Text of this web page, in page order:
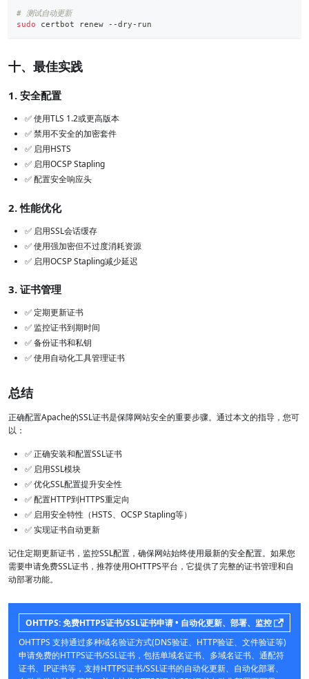
# 测试自动更新
sudo certbot renew --dry-run
十、最佳实践
1. 安全配置
✅ 使用TLS 1.2或更高版本
✅ 禁用不安全的加密套件
✅ 启用HSTS
✅ 启用OCSP Stapling
✅ 配置安全响应头
2. 性能优化
✅ 启用SSL会话缓存
✅ 使用强加密但不过度消耗资源
✅ 启用OCSP Stapling减少延迟
3. 证书管理
✅ 定期更新证书
✅ 监控证书到期时间
✅ 备份证书和私钥
✅ 使用自动化工具管理证书
总结
正确配置Apache的SSL证书是保障网站安全的重要步骤。通过本文的指导，您可
以：
✅ 正确安装和配置SSL证书
✅ 启用SSL模块
✅ 优化SSL配置提升安全性
✅ 配置HTTP到HTTPS重定向
✅ 启用安全特性（HSTS、OCSP Stapling等）
✅ 实现证书自动更新
记住定期更新证书，监控SSL配置，确保网站始终使用最新的安全配置。如果您
需要申请免费SSL证书，推荐使用OHTTPS平台，它提供了完整的证书管理和自
动部署功能。
OHTTPS: 免费HTTPS证书/SSL证书申请 • 自动化更新、部署、监控
OHTTPS 支持通过多种域名验证方式(DNS验证、HTTP验证、文件验证等)
申请免费的HTTPS证书/SSL证书，包括单域名证书、多域名证书、通配符
证书、IP证书等，支持HTTPS证书/SSL证书的自动化更新、自动化部署、